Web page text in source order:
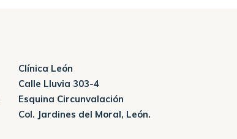
Clínica León
Calle Lluvia 303-4
Esquina Circunvalación
Col. Jardines del Moral, León.